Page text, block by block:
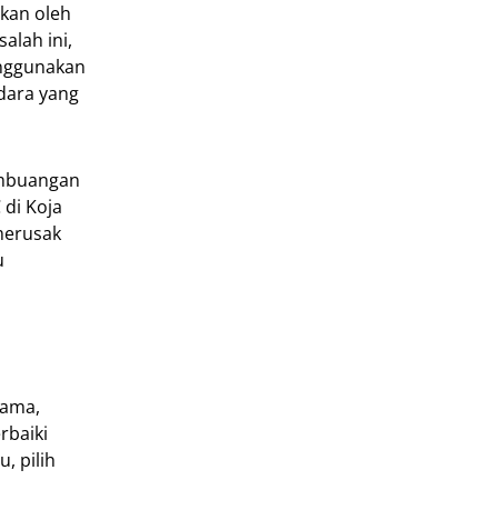
oleh
ini,
yang
Koja
pilih